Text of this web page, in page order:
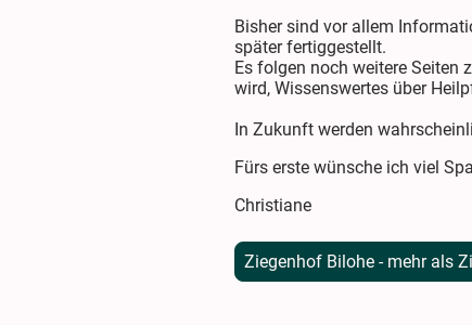
Bisher sind vor allem
später fertiggestellt.
Es folgen noch weitere Seiten
wird, Wissenswertes über
In Zukunft werden
Fürs erste wünsche ich viel
Christiane
Ziegenhof Bilohe - mehr als